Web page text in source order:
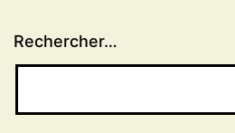
Rechercher…